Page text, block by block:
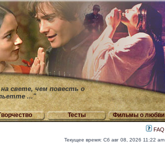
свете, чем повесть о
..."
Тесты Фильмы о любви
FAQ
Текущее время: Сб авг 08, 2026 11:22 am